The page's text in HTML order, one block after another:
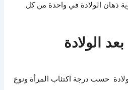
ذهان الولادة في واحدة من كل
الولادة
حسب درجة اكتئاب المرأة ونوع